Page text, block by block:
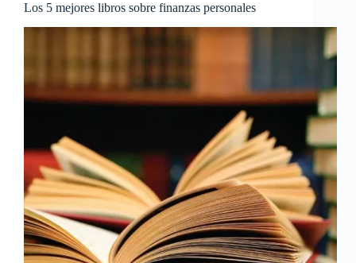
Los 5 mejores libros sobre finanzas personales